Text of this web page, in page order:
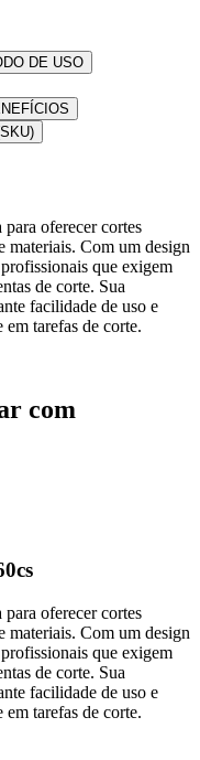
DE USO
oferecer cortes
materiais. Com um design
que exigem
de corte. Sua
facilidade de uso e
tarefas de corte.
com
oferecer cortes
materiais. Com um design
que exigem
de corte. Sua
facilidade de uso e
tarefas de corte.